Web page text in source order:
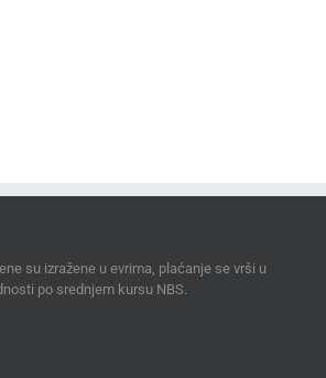
su izražene u evrima, plaćanje se vrši u
po srednjem kursu NBS.